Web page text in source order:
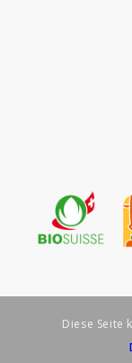
Diese Seite